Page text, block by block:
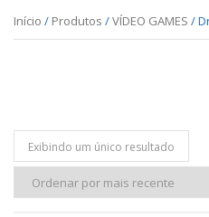
Início / Produtos /VÍDEO GAMES /
Exibindo um único resultado